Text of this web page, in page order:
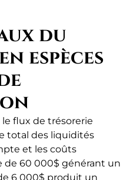
du
espèces
le flux de trésorerie
total des liquidités
et les coûts
de 60 000$ générant un
6 000$ produit un